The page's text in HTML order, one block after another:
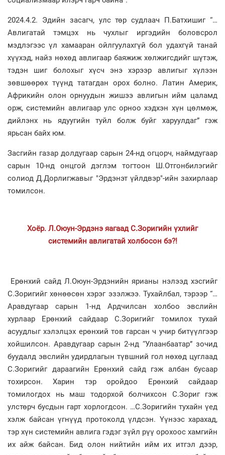
2024.4.2. Эдийн засагч, улс төр судлаач П.Батхишиг “…
Авлигатай тэмцэх нь чухлыг иргэдийн боловсрол
мэдлэгээс үл хамааран ойлгуулахгүй бол удахгүй танай
хүүхэд, найз нөхөд авлигаар баяжиж хөлжигсдийг шүтэж,
тэдэн шиг болохыг хүсч энэ хэрээр авлигыг хүлээн
зөвшөөрөх түүнд татагдан орох болно. Латин Америк,
Африкийн олон орнуудын жишээ авлигын ийм цаламд
орж, системийн авлигаар улс орноо хэдхэн хүн цөлмөж,
дийлэнх нь ядуугийн туйл болж буйг харуулдаг” гэж
ярьсан байх юм.
Засгийн газар долдугаар сарын 24-нд огцорч, наймдугаар
сарын 10-нд онцгой дэглэм тогтоон Ш.Отгонбилэгийг
солиод Д.Дорлигжавыг "Эрдэнэт үйлдвэр"-ийн захирлаар
томилсон.
Хоёр. Л.Оюун-Эрдэнэ яагаад С.Зоригийн үхлийг
системийн авлигатай холбосон бэ?!
Ерөнхий сайд Л.Оюун-Эрдэнийн ярианы нэлээд хэсгийг
С.Зоригийг хөнөөсөн хэрэг эзэлжээ. Тухайлбал, тэрээр “…
Аравдугаар сарын 1-нд Ардчилсан холбоо эвслийн
хурлаар Ерөнхий сайдаар С.Зоригийг томилох тухай
асуудлыг хэлэлцэх ерөнхий тов гарсан ч учир битүүлгээр
хойшилсон. Аравдугаар сарын 2-нд “Улаанбаатар” зочид
буудалд эвслийн удирдлагын түвшний гол нөхөд цуглаад
С.Зоригийг дараагийн Ерөнхий сайд гэж албан бусаар
тохирсон. Харин тэр оройдоо Ерөнхий сайдаар
томилогдох нь маш тодорхой болчихсон С.Зориг гэж
улстөрч бусдын гарт хорлогдсон. …С.Зоригийн тухайн үед
хэлж байсан үгнүүд протоколд үлдсэн. Үүнээс харахад,
тэр хүн системийн авлига гэдэг зүйл рүү орохоос хамгийн
их айж байсан. Бид олон нийтийн ийм их итгэл дээр,